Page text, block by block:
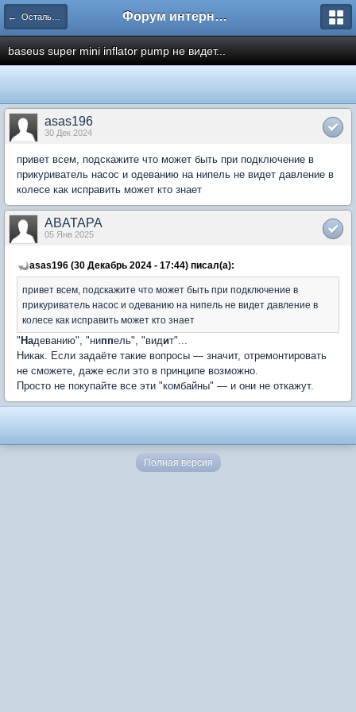
← Остальные вопросы (курилка) Форум интернет покупателей
baseus super mini inflator pump не видет...
asas196
30 Дек 2024
привет всем, подскажите что может быть при подключение в
прикуриватель насос и одеванию на нипель не видет давление в
колeсе как исправить может кто знает
ABATAPA
05 Янв 2025
asas196 (30 Декабрь 2024 - 17:44) писал(а):
привет всем, подскажите что может быть при подключение в
прикуриватель насос и одеванию на нипель не видет давление в
колeсе как исправить может кто знает
" Надеванию", "ниппель", "видит"...
Никак. Если задаёте такие вопросы — значит, отремонтировать
не сможете, даже если это в принципе возможно.
Просто не покупайте все эти "комбайны" — и они не откажут.
Полная версия